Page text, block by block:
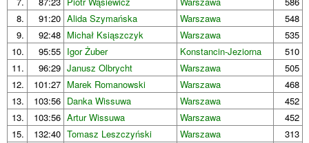
8.
91:20 Alida Szymańska Warszawa
548
9.
92:48 Michał Ksiąszczyk Warszawa
535
10.
95:55 Igor Żuber Konstancin-Jeziorna
510
11.
96:29 Janusz Olbrycht Warszawa
505
12.
101:27 Marek Romanowski Warszawa
468
13.
103:56 Danka Wissuwa Warszawa
452
13.
103:56 Artur Wissuwa Warszawa
452
15.
132:40 Tomasz Leszczyński Warszawa
313